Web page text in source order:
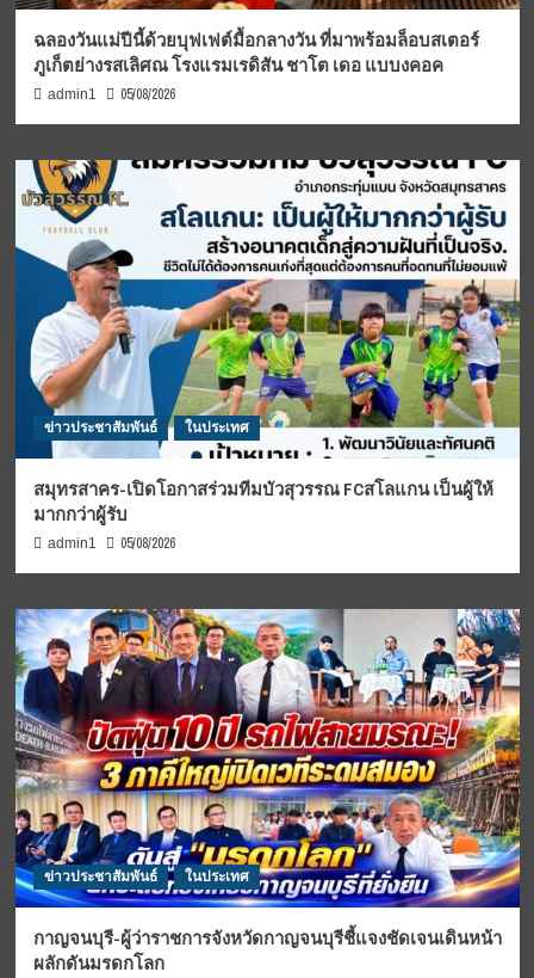
ฉลองวันแม่ปีนี้ด้วยบุฟเฟต์มื้อกลางวัน ที่มาพร้อมล็อบสเตอร์
ภูเก็ตย่างรสเลิศณ โรงแรมเรดิสัน ชาโต เดอ แบบงคอค
admin1 05/08/2026
ข่าวประชาสัมพันธ์ ในประเทศ
สมุทรสาคร-เปิดโอกาสร่วมทีมบัวสุวรรณ FCสโลแกน เป็นผู้ให้
มากกว่าผู้รับ
admin1 05/08/2026
ข่าวประชาสัมพันธ์ ในประเทศ
กาญจนบุรี-ผู้ว่าราชการจังหวัดกาญจนบุรีชี้แจงชัดเจนเดินหน้า
ผลักดันมรดกโลก